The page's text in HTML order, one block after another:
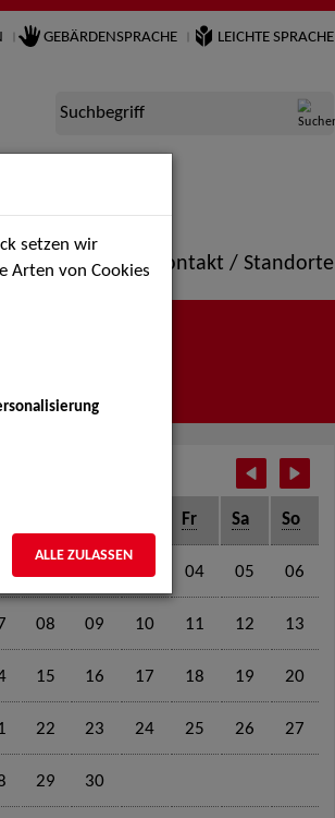
GEBÄRDENSPRACHE LEICHTE SPRACHE
Suchbegriff
Portfolio Kontakt / Standorte
Fr Sa So
03 04 05 06
08 09 10 11 12 13
15 16 17 18 19 20
22 23 24 25 26 27
29 30
setzen wir
Arten von Cookies
ALLE ZULASSEN